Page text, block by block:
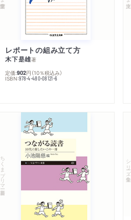
レポートの組み立て方
木下是雄著
定価:902円 （10％税込み）
ISBN:978-4-480-08121-6
ちくまプリマー新書 シリーズ・全集